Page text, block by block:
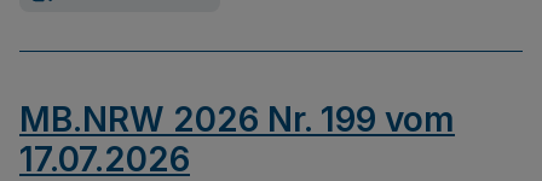
MB.NRW 2026 Nr. 199 vom
17.07.2026